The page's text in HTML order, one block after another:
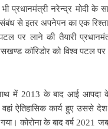
प्रधानमंत्री नरेन्द्र मोदी के
से इतर अपनेपन का एक
पर लाने की तैयारी
कॉरिडोर को विश्व पटल पर
में 2013 के बाद आई आपदा के
वहां ऐतिहासिक कार्य हुए उससे
कोरोना के बाद वर्ष 2021 जब